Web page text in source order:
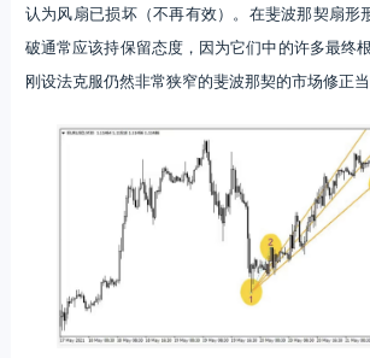
认为风扇已损坏（不再有效）。在斐波那契扇形
破通常应该持保留态度，因为它们中的许多最终
刚设法克服仍然非常狭窄的斐波那契的市场修正当